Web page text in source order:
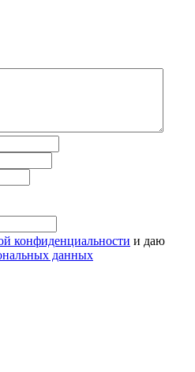
конфиденциальности и даю
данных